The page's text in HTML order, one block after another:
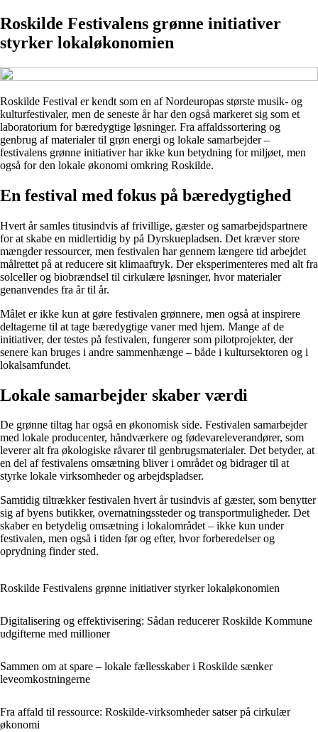
Roskilde Festivalens grønne initiativer
styrker lokaløkonomien
Roskilde Festival er kendt som en af Nordeuropas største musik- og
kulturfestivaler, men de seneste år har den også markeret sig som et
laboratorium for bæredygtige løsninger. Fra affaldssortering og
genbrug af materialer til grøn energi og lokale samarbejder –
festivalens grønne initiativer har ikke kun betydning for miljøet, men
også for den lokale økonomi omkring Roskilde.
En festival med fokus på bæredygtighed
Hvert år samles titusindvis af frivillige, gæster og samarbejdspartnere
for at skabe en midlertidig by på Dyrskuepladsen. Det kræver store
mængder ressourcer, men festivalen har gennem længere tid arbejdet
målrettet på at reducere sit klimaaftryk. Der eksperimenteres med alt fra
solceller og biobrændsel til cirkulære løsninger, hvor materialer
genanvendes fra år til år.
Målet er ikke kun at gøre festivalen grønnere, men også at inspirere
deltagerne til at tage bæredygtige vaner med hjem. Mange af de
initiativer, der testes på festivalen, fungerer som pilotprojekter, der
senere kan bruges i andre sammenhænge – både i kultursektoren og i
lokalsamfundet.
Lokale samarbejder skaber værdi
De grønne tiltag har også en økonomisk side. Festivalen samarbejder
med lokale producenter, håndværkere og fødevareleverandører, som
leverer alt fra økologiske råvarer til genbrugsmaterialer. Det betyder, at
en del af festivalens omsætning bliver i området og bidrager til at
styrke lokale virksomheder og arbejdspladser.
Samtidig tiltrækker festivalen hvert år tusindvis af gæster, som benytter
sig af byens butikker, overnatningssteder og transportmuligheder. Det
skaber en betydelig omsætning i lokalområdet – ikke kun under
festivalen, men også i tiden før og efter, hvor forberedelser og
oprydning finder sted.
Roskilde Festivalens grønne initiativer styrker lokaløkonomien
Digitalisering og effektivisering: Sådan reducerer Roskilde Kommune
udgifterne med millioner
Sammen om at spare – lokale fællesskaber i Roskilde sænker
leveomkostningerne
Fra affald til ressource: Roskilde-virksomheder satser på cirkulær
økonomi